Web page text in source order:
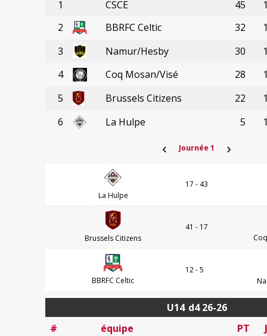
1
CSCE 45
2
BBRFC Celtic 32
3
Namur/Hesby 30
4
Coq Mosan/Visé 28
5
Brussels Citizens 22
6
La Hulpe 5
‹ Journée 1 ›
La Hulpe
17 - 43
Brussels Citizens
41 - 17
BBRFC Celtic
12 - 5
U14 d4 26-26
#
équipe PT
J